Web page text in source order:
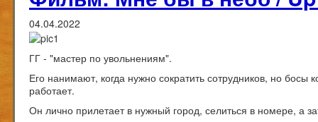
04.04.2022
ГГ - "мастер по увольнениям".
Его нанимают, когда нужно сократить сотрудников, но
работает.
Он лично прилетает в нужный город, селиться в номере, а